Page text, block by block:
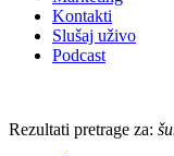
Kontakti
Slušaj uživo
Podcast
Rezultati pretrage za: